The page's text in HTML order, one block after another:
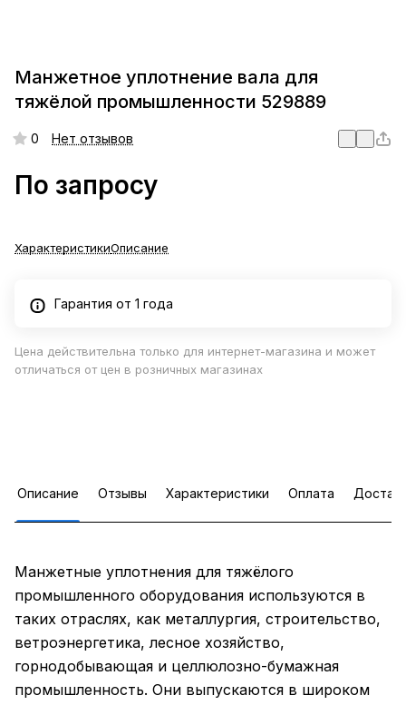
Манжетное уплотнение вала для
тяжёлой промышленности 529889
0 Нет отзывов
По запросу
ХарактеристикиОписание
Гарантия от 1 года
Цена действительна только для интернет-магазина и может
отличаться от цен в розничных магазинах
Описание Отзывы Характеристики Оплата
Манжетные уплотнения для тяжёлого
промышленного оборудования используются в
таких отраслях, как металлургия, строительство,
ветроэнергетика, лесное хозяйство,
горнодобывающая и целлюлозно-бумажная
промышленность. Они выпускаются в широком